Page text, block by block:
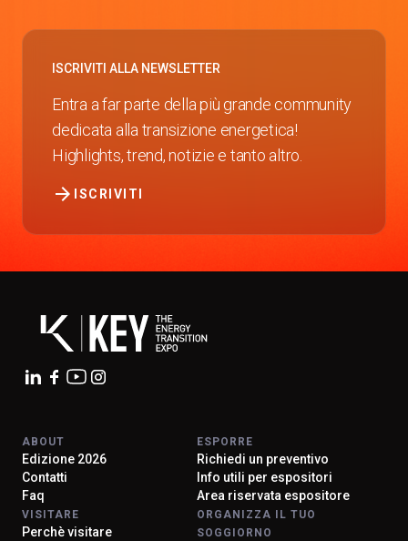
ISCRIVITI ALLA NEWSLETTER
Entra a far parte della più grande community
dedicata alla transizione energetica!
Highlights, trend, notizie e tanto altro.
ISCRIVITI
arrow_forward
ABOUT
Edizione 2026
Contatti
Faq
ESPORRE
Richiedi un preventivo
Info utili per espositori
Area riservata espositore
VISITARE
Perchè visitare
ORGANIZZA IL TUO
SOGGIORNO